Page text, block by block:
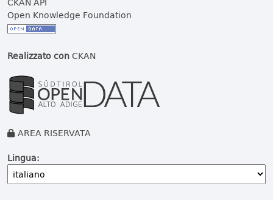
Open Knowledge Foundation
Realizzato conCKAN
AREA RISERVATA
Lingua